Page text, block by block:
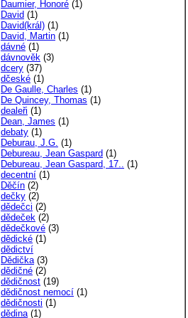
Daumier, Honoré (1)
David (1)
David(král) (1)
David, Martin (1)
dávné (1)
dávnověk (3)
dcery (37)
dčeské (1)
De Gaulle, Charles (1)
De Quincey, Thomas (1)
dealeři (1)
Dean, James (1)
debaty (1)
Deburau, J.G. (1)
Debureau, Jean Gaspard (1)
Debureau, Jean Gaspard, 17.. (1)
decentní (1)
Děčín (2)
dečky (2)
dědečci (2)
dědeček (2)
dědečkové (3)
dědické (1)
dědictví
Dědička(3)
dědičné (2)
dědičnost (19)
dědičnost nemocí (1)
dědičnosti (1)
dědina(1)